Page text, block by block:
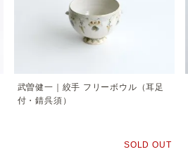
武曽健一｜絞手 フリーボウル（耳足
付・錆呉須）
SOLD OUT